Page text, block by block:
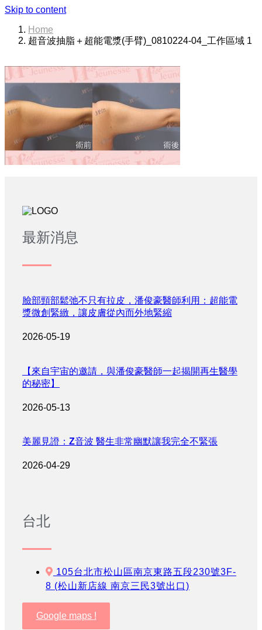
Skip to content
Home
超音波抽脂＋超能電漿(手臂)_0810224-04_工作區域 1
最新消息
臉部頸部鬆弛不只有拉皮，潘俊豪醫師利用：超能電
漿微創緊緻，讓皮膚從內而外地緊縮
2026-05-19
【來自宇宙的邀請，與潘俊豪醫師一起揭開再生醫學
的秘密】
2026-05-13
美麗見證：Z音波 醫生非常幽默讓我完全不緊張
2026-04-29
台北
105台北市松山區南京東路五段230號3F-
8 (松山新店線 南京三民3號出口)
Google maps !